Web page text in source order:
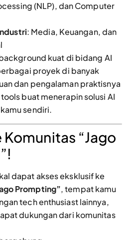
(NLP), dan Computer
: Media, Keuangan, dan
kuat di bidang AI
proyek di banyak
dan pengalaman praktisnya
buat menerapin solusi AI
sendiri.
“Jago
dapat akses eksklusif ke
Prompting”, tempat kamu
tech enthusiast lainnya,
dukungan dari komunitas